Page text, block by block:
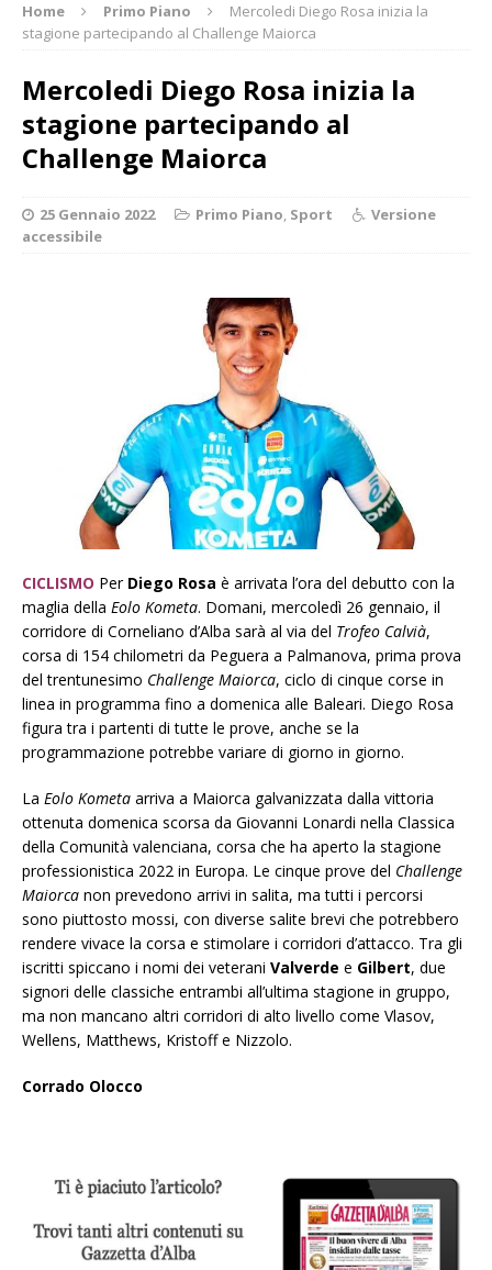
Home Primo Piano
Mercoledi Diego Rosa inizia la
stagione partecipando al Challenge Maiorca
Mercoledi Diego Rosa inizia la
stagione partecipando al
Challenge Maiorca
25 Gennaio 2022 Primo Piano, Sport
Versione
accessibile
CICLISMO Per Diego Rosa è arrivata l’ora del debutto con la
maglia della Eolo Kometa. Domani, mercoledì 26 gennaio, il
corridore di Corneliano d’Alba sarà al via del Trofeo Calvià,
corsa di 154 chilometri da Peguera a Palmanova, prima prova
del trentunesimo Challenge Maiorca, ciclo di cinque corse in
linea in programma fino a domenica alle Baleari. Diego Rosa
figura tra i partenti di tutte le prove, anche se la
programmazione potrebbe variare di giorno in giorno.
La Eolo Kometa arriva a Maiorca galvanizzata dalla vittoria
ottenuta domenica scorsa da Giovanni Lonardi nella Classica
della Comunità valenciana, corsa che ha aperto la stagione
professionistica 2022 in Europa. Le cinque prove del Challenge
Maiorca non prevedono arrivi in salita, ma tutti i percorsi
sono piuttosto mossi, con diverse salite brevi che potrebbero
rendere vivace la corsa e stimolare i corridori d’attacco. Tra gli
iscritti spiccano i nomi dei veterani Valverde e Gilbert, due
signori delle classiche entrambi all’ultima stagione in gruppo,
ma non mancano altri corridori di alto livello come Vlasov,
Wellens, Matthews, Kristoff e Nizzolo.
Corrado Olocco